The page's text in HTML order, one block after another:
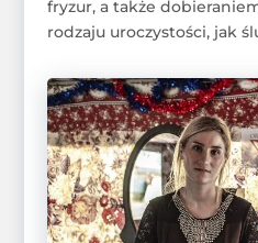
fryzur, a także
rodzaju uroczystości, jak